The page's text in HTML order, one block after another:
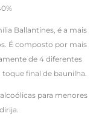
Ballantines, é a mais
É composto por mais
de 4 diferentes
final de baunilha.
para menores